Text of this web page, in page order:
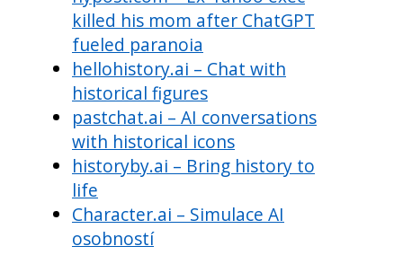
killed his mom after ChatGPT
fueled paranoia
hellohistory.ai – Chat with
historical figures
pastchat.ai – AI conversations
with historical icons
historyby.ai – Bring history to
life
Character.ai – Simulace AI
osobností